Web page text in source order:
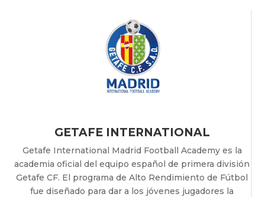
GETAFE INTERNATIONAL
Getafe International Madrid Football Academy es la
academia oficial del equipo español de primera división
Getafe CF. El programa de Alto Rendimiento de Fútbol
fue diseñado para dar a los jóvenes jugadores la